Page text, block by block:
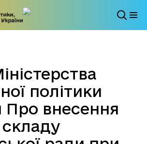
політики
Про внесення